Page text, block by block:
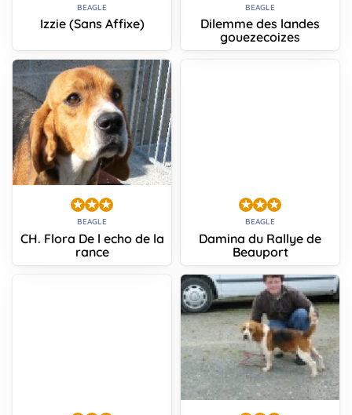
BEAGLE
Izzie (Sans Affixe)
BEAGLE
Dilemme des landes
gouezecoizes
BEAGLE
CH. Flora De l echo de la
rance
BEAGLE
Damina du Rallye de
Beauport